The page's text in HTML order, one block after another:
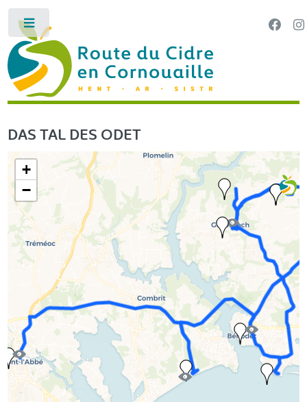
Cookie-Einstellungen
LA ROUTE DU CIDRE EN CORNOUAILLEHENT AR
DAS TAL DES ODET
+
−